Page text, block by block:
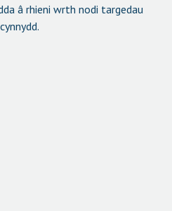
â rhieni wrth nodi targedau